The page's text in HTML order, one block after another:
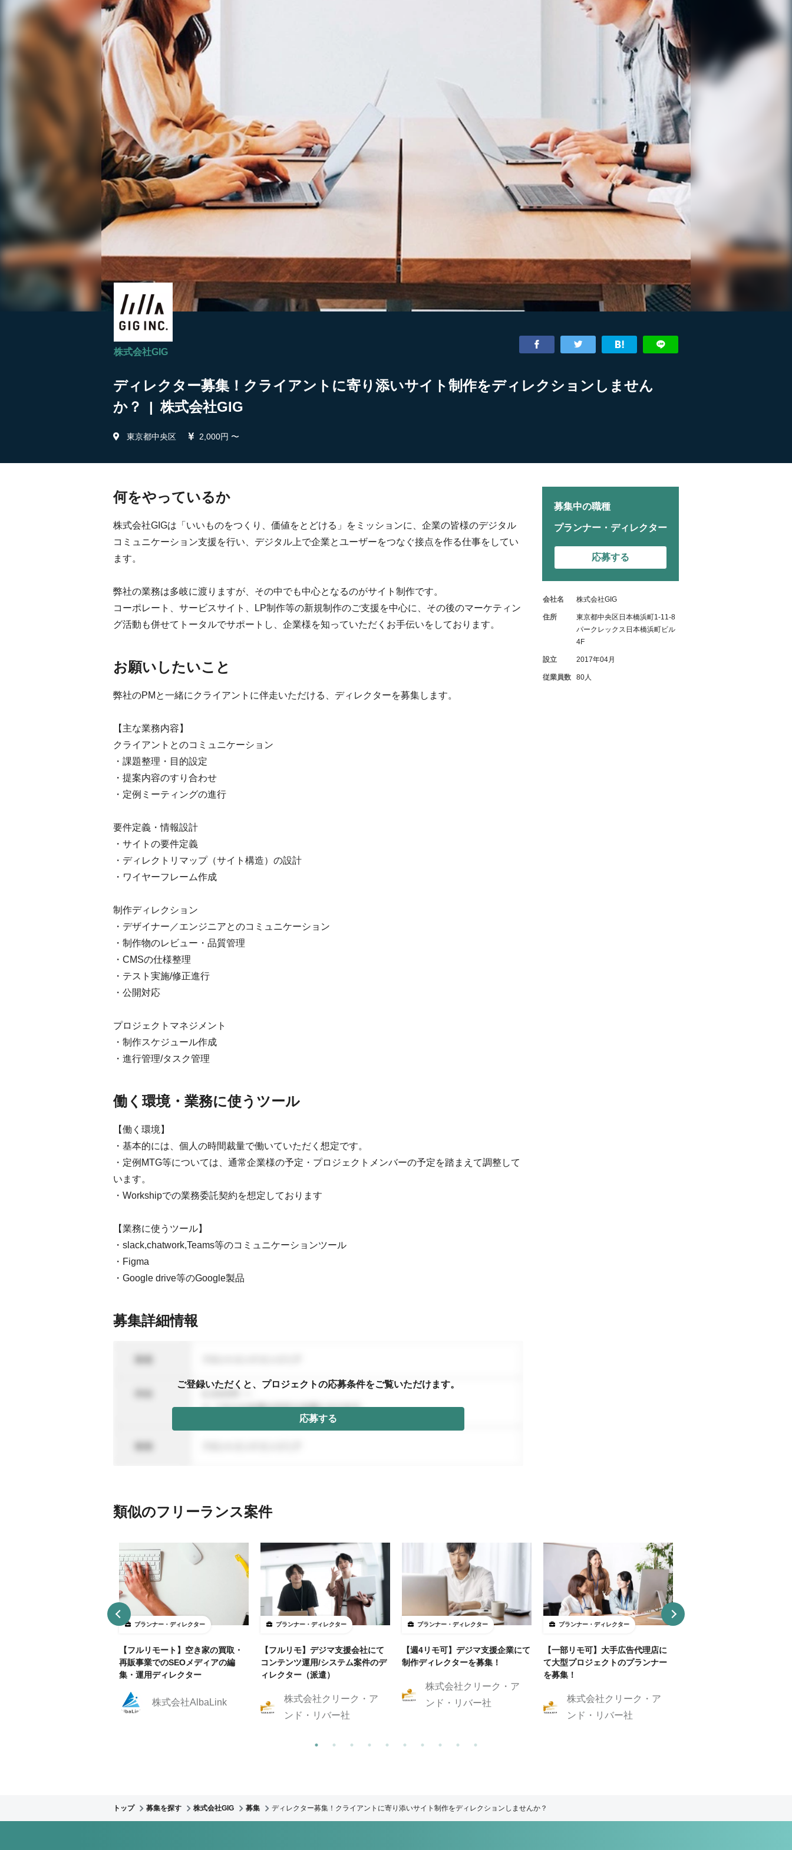
株式会社GIG
ディレクター募集！クライアントに寄り添いサイト制作をディレクションしません
か？ | 株式会社GIG
東京都中央区 2,000円 〜
何をやっているか
株式会社GIGは「いいものをつくり、価値をとどける」をミッションに、企業の皆様のデジタル
コミュニケーション支援を行い、デジタル上で企業とユーザーをつなぐ接点を作る仕事をしてい
ます。
弊社の業務は多岐に渡りますが、その中でも中心となるのがサイト制作です。
コーポレート、サービスサイト、LP制作等の新規制作のご支援を中心に、その後のマーケティン
グ活動も併せてトータルでサポートし、企業様を知っていただくお手伝いをしております。
お願いしたいこと
弊社のPMと一緒にクライアントに伴走いただける、ディレクターを募集します。
【主な業務内容】
クライアントとのコミュニケーション
・課題整理・目的設定
・提案内容のすり合わせ
・定例ミーティングの進行
要件定義・情報設計
・サイトの要件定義
・ディレクトリマップ（サイト構造）の設計
・ワイヤーフレーム作成
制作ディレクション
・デザイナー／エンジニアとのコミュニケーション
・制作物のレビュー・品質管理
・CMSの仕様整理
・テスト実施/修正進行
・公開対応
プロジェクトマネジメント
・制作スケジュール作成
・進行管理/タスク管理
働く環境・業務に使うツール
【働く環境】
・基本的には、個人の時間裁量で働いていただく想定です。
・定例MTG等については、通常企業様の予定・プロジェクトメンバーの予定を踏まえて調整して
います。
・Workshipでの業務委託契約を想定しております
【業務に使うツール】
・slack,chatwork,Teams等のコミュニケーションツール
・Figma
・Google drive等のGoogle製品
募集詳細情報
ご登録いただくと、プロジェクトの応募条件をご覧いただけます。
応募する
募集中の職種
プランナー・ディレクター
応募する
会社名 株式会社GIG
住所
東京都中央区日本橋浜町1-11-8
パークレックス日本橋浜町ビル
4F
設立 2017年04月
従業員数 80人
類似のフリーランス案件
プランナー・ディレクター
【フルリモート】空き家の買取・
再販事業でのSEOメディアの編
集・運用ディレクター
株式会社AlbaLink
プランナー・ディレクター
【フルリモ】デジマ支援会社にて
コンテンツ運用/システム案件のデ
ィレクター（派遣）
株式会社クリーク・ア
ンド・リバー社
プランナー・ディレクター
【週4リモ可】デジマ支援企業にて
制作ディレクターを募集！
株式会社クリーク・ア
ンド・リバー社
プランナー・ディレクター
【一部リモ可】大手広告代理店に
て大型プロジェクトのプランナー
を募集！
株式会社クリーク・ア
ンド・リバー社
トップ 募集を探す 株式会社GIG 募集 ディレクター募集！クライアントに寄り添いサイト制作をディレクションしませんか？